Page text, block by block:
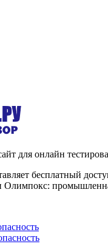
для онлайн
бесплатный
Олимпокс: